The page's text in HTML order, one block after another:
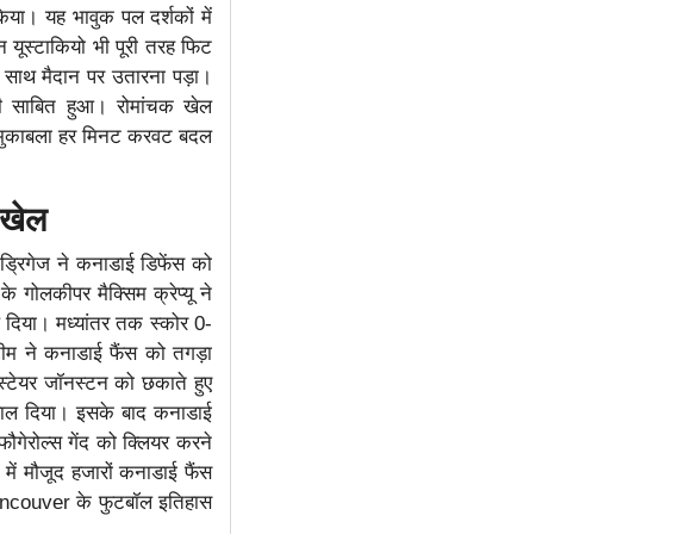
यह भावुक पल दर्शकों में
भी पूरी तरह फिट
मैदान पर उतारना पड़ा।
साबित हुआ। रोमांचक खेल
हर मिनट करवट बदल
खेल
ने कनाडाई डिफेंस को
गोलकीपर मैक्सिम क्रेप्यू ने
मध्यांतर तक स्कोर 0-
ने कनाडाई फैंस को तगड़ा
जॉनस्टन को छकाते हुए
दिया। इसके बाद कनाडाई
गेंद को क्लियर करने
में मौजूद हजारों कनाडाई फैंस
के फुटबॉल इतिहास